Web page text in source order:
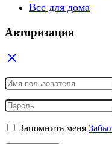
Все для дома
Авторизация
Запомнить меня